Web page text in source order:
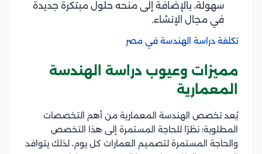
سهولة، بالإضافة إلى منحه حلول مبتكرة جديدة
في مجال الإنشاء.
تكلفة دراسة الهندسة في مصر
مميزات وعيوب دراسة الهندسة
المعمارية
يُعد تخصص الهندسة المعمارية من أهم التخصصات
المطلوبة؛ نظرًا للحاجة المستمرة إلى هذا التخصص
والحاجة المستمرة لتصميم العمارات كل يوم، لذلك يتوافد